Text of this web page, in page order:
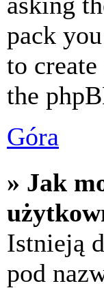
pack
to
the
Góra
» Jak
Istnieją
pod